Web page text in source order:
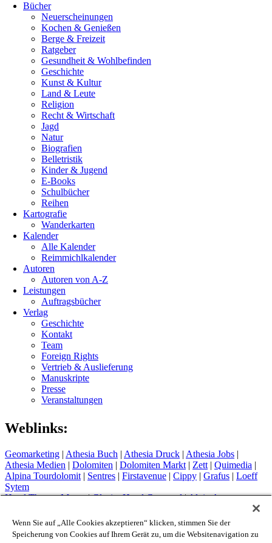
Bücher
Neuerscheinungen
Kochen & Genießen
Berge & Freizeit
Ratgeber
Gesundheit & Wohlbefinden
Geschichte
Kunst & Kultur
Land & Leute
Religion
Recht & Wirtschaft
Jagd
Natur
Biografien
Belletristik
Kinder & Jugend
E-Books
Schulbücher
Reihen
Kartografie
Wanderkarten
Kalender
Alle Kalender
Reimmichlkalender
Autoren
Autoren von A-Z
Leistungen
Auftragsbücher
Verlag
Geschichte
Kontakt
Team
Foreign Rights
Vertrieb & Auslieferung
Manuskripte
Presse
Veranstaltungen
Weblinks:
Geomarketing | Athesia Buch | Athesia Druck | Athesia Jobs |
Athesia Medien | Dolomiten | Dolomiten Markt | Zett | Quimedia |
Alpina Tourdolomit | Sentres | Firstavenue | Cippy | Grafus | Loeff
Sytem
Hotel Therme Meran|Glacier Hotel Grawand|Alpin Arena
Impressum
Wenn Sie auf „Alle Cookies akzeptieren“ klicken, stimmen Sie der
Speicherung von Cookies auf Ihrem Gerät zu, um die Websitenavigation zu